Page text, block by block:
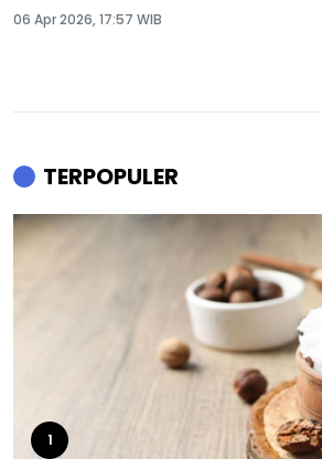
06 Apr 2026, 17:57 WIB
TERPOPULER
1